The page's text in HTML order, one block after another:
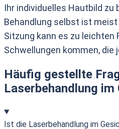
Ihr individuelles Hautbild zu
Behandlung selbst ist
Sitzung kann es zu leichten
Schwellungen kommen, die
Häufig gestellte
Laserbehandlung im
Ist die Laserbehandlung im